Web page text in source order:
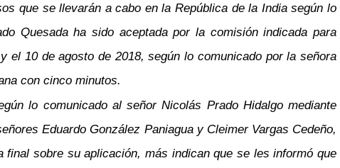
que se llevarán a cabo en la República de la India según lo
Quesada ha sido aceptada por la comisión indicada para
10 de agosto de 2018, según lo comunicado por la señora
con cinco minutos.
lo comunicado al señor Nicolás Prado Hidalgo mediante
Eduardo González Paniagua y Cleimer Vargas Cedeño,
sobre su aplicación, más indican que se les informó que